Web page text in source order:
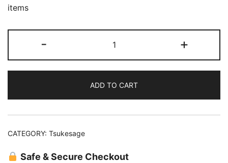
items
-
(59)
Yuzen
quantity
+
ADD TO CART
CATEGORY: Tsukesage
Safe & Secure Checkout